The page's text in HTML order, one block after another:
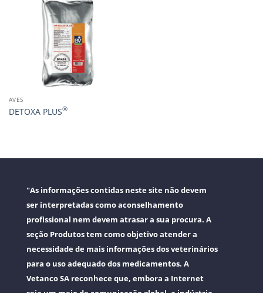
AVES
DETOXA PLUS®
"As informações contidas neste site não devem
ser interpretadas como aconselhamento
profissional nem devem atrasar a sua procura. A
seção Produtos tem como objetivo atender a
necessidade de mais informações dos veterinários
para o uso adequado dos medicamentos. A
Vetanco SA reconhece que, embora a Internet